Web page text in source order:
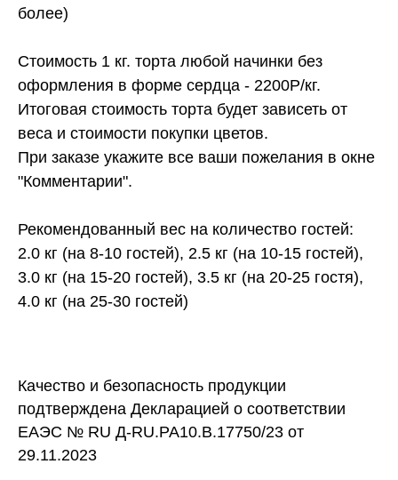
более)
Стоимость 1 кг. торта любой начинки без
оформления в форме сердца - 2200Р/кг.
Итоговая стоимость торта будет зависеть от
веса и стоимости покупки цветов.
При заказе укажите все ваши пожелания в окне
"Комментарии".
Рекомендованный вес на количество гостей:
2.0 кг (на 8-10 гостей), 2.5 кг (на 10-15 гостей),
3.0 кг (на 15-20 гостей), 3.5 кг (на 20-25 гостя),
4.0 кг (на 25-30 гостей)
Качество и безопасность продукции
подтверждена Декларацией о соответствии
ЕАЭС № RU Д-RU.PA10.B.17750/23 от
29.11.2023